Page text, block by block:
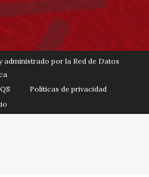
por la Red de Datos
Políticas de privacidad